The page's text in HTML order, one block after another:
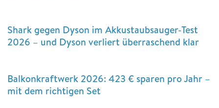
Shark gegen Dyson im Akkustaubsauger-Test
2026 – und Dyson verliert überraschend klar
Balkonkraftwerk 2026: 423 € sparen pro Jahr –
mit dem richtigen Set